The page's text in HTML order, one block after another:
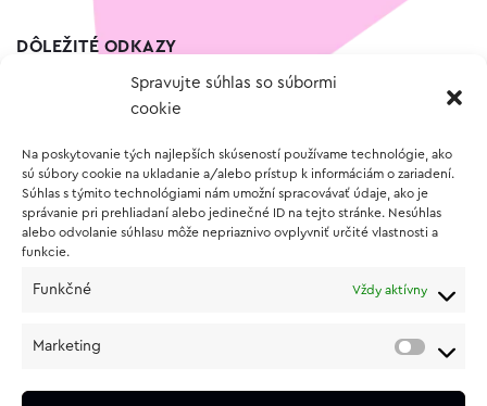
Spravujte súhlas so súbormi
cookie
Na poskytovanie tých najlepších skúseností používame technológie, ako
sú súbory cookie na ukladanie a/alebo prístup k informáciám o zariadení.
Súhlas s týmito technológiami nám umožní spracovávať údaje, ako je
správanie pri prehliadaní alebo jedinečné ID na tejto stránke. Nesúhlas
alebo odvolanie súhlasu môže nepriaznivo ovplyvniť určité vlastnosti a
funkcie.
Funkčné Vždy aktívny
Marketing
DÔLEŽITÉ ODKAZY
Vernostný program
O NÁKUPE
Vrátenie a reklamácia tovaru